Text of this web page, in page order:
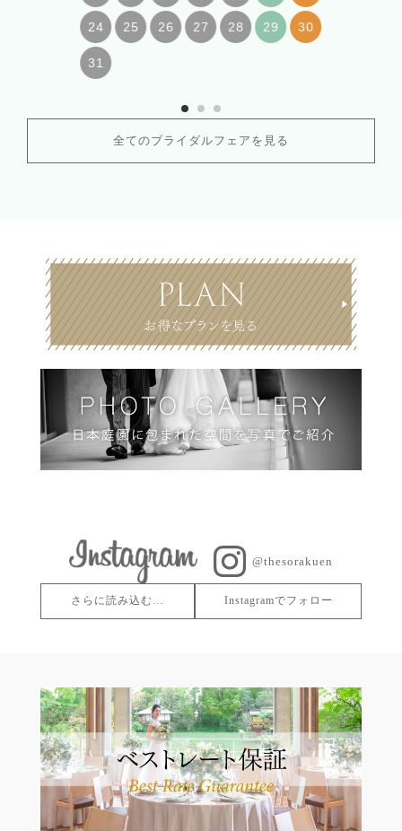
24 25 26 27 28 29 30
31
全てのブライダルフェアを見る
@thesorakuen
さらに読み込む… Instagramでフォロー